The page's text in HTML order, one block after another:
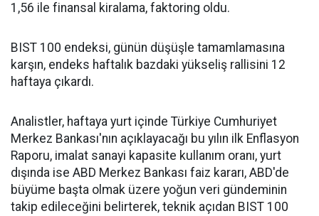
1,56 ile finansal kiralama, faktoring oldu.
BIST 100 endeksi, günün düşüşle tamamlamasına
karşın, endeks haftalık bazdaki yükseliş rallisini 12
haftaya çıkardı.
Analistler, haftaya yurt içinde Türkiye Cumhuriyet
Merkez Bankası'nın açıklayacağı bu yılın ilk Enflasyon
Raporu, imalat sanayi kapasite kullanım oranı, yurt
dışında ise ABD Merkez Bankası faiz kararı, ABD'de
büyüme başta olmak üzere yoğun veri gündeminin
takip edileceğini belirterek, teknik açıdan BIST 100